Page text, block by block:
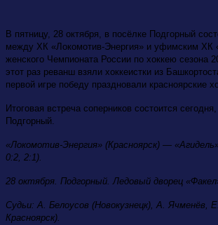
В пятницу, 28 октября, в посёлке Подгорный
между ХК «Локомотив-Энергия» и уфимским ХК
женского Чемпионата России по хоккею сезона
этот раз реванш взяли хоккеистки из
первой игре победу праздновали красноярские
Итоговая встреча соперников состоится
Подгорный.
«Локомотив-Энергия» (Красноярск) —
0:2, 2:1).
28 октября. Подгорный. Ледовый дворец
Судьи: А. Белоусов (Новокузнецк), А. Ячменёв,
Красноярск).